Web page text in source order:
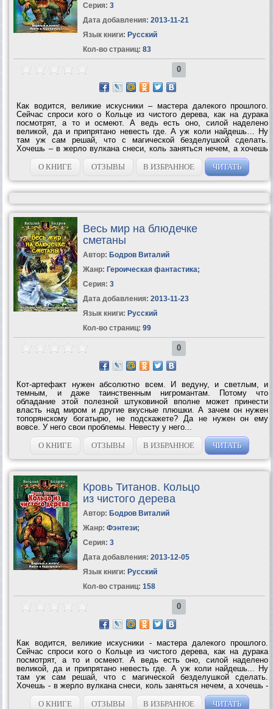
Серия: 3
Дата добавления: 2013-11-21
Язык книги: Русский
Кол-во страниц: 83
0
Как водится, великие искусники – мастера далекого прошлого.
Сейчас спроси кого о Кольце из чистого дерева, как на дурака
посмотрят, а то и осмеют. А ведь есть оно, силой наделено
великой, да и припрятано невесть где. А уж коли найдешь… Ну
там уж сам решай, что с магической безделушкой сделать.
Хочешь – в жерло вулкана снеси, коль заняться нечем, а хочешь
– и на палец пристрой, все пригодится.А впрочем… Поиски иногда
интересней находки,...
О КНИГЕ ОТЗЫВЫ В ИЗБРАННОЕ ЧИТАТЬ
Весь мир на блюдечке
сметаны
Автор: Бодров Виталий
Жанр: Героическая фантастика;
Серия: 3
Дата добавления: 2013-11-23
Язык книги: Русский
Кол-во страниц: 99
0
Кот-артефакт нужен абсолютно всем. И ведуну, и светлым, и
темным, и даже таинственным нигромантам. Потому что
обладание этой полезной штуковиной вполне может принести
власть над миром и другие вкусные плюшки. А зачем он нужен
топорянскому богатырю, не подскажете? Да не нужен он ему
вовсе. У него свои проблемы. Невесту у него...
О КНИГЕ
ОТЗЫВЫ В ИЗБРАННОЕ ЧИТАТЬ
Кровь Титанов. Кольцо
из чистого дерева
Автор: Бодров Виталий
Жанр: Фэнтези;
Серия: 3
Дата добавления: 2013-12-05
Язык книги: Русский
Кол-во страниц: 158
0
Как водится, великие искусники - мастера далекого прошлого.
Сейчас спроси кого о Кольце из чистого дерева, как на дурака
посмотрят, а то и осмеют. А ведь есть оно, силой наделено
великой, да и припрятано невесть где. А уж коли найдешь... Ну
там уж сам решай, что с магической безделушкой сделать.
Хочешь - в жерло вулкана снеси, коль заняться нечем, а хочешь -
и на палец пристрой, все пригодится. А впрочем... Поиски иногда
интересней находки,...
О КНИГЕ ОТЗЫВЫ В ИЗБРАННОЕ ЧИТАТЬ